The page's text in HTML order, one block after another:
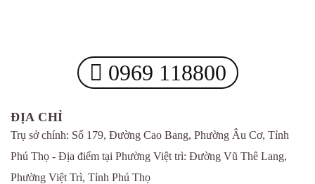
0969 118800
ĐỊA CHỈ
Trụ sở chính: Số 179, Đường Cao Bang, Phường Âu Cơ, Tỉnh
Phú Thọ - Địa điểm tại Phường Việt trì: Đường Vũ Thê Lang,
Phường Việt Trì, Tỉnh Phú Thọ